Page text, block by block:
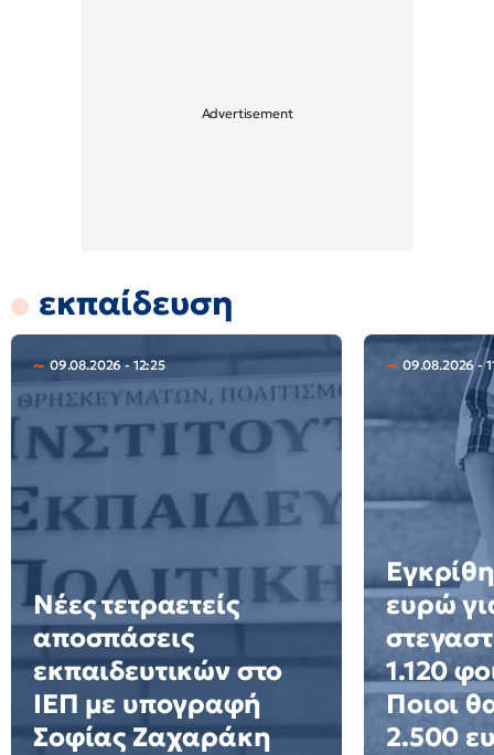
εκπαίδευση
09.08.2026 - 12:25
Νέες τετραετείς
αποσπάσεις
εκπαιδευτικών στο
ΙΕΠ με υπογραφή
Σοφίας Ζαχαράκη
09.08.2026 -
ευρώ
1.120
Ποιοι
2.500